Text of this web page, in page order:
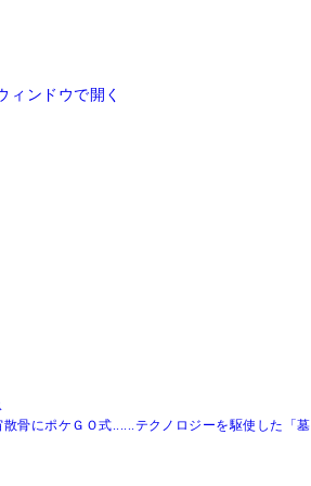
ィンドウで開く
散骨にポケＧＯ式......テクノロジーを駆使した「